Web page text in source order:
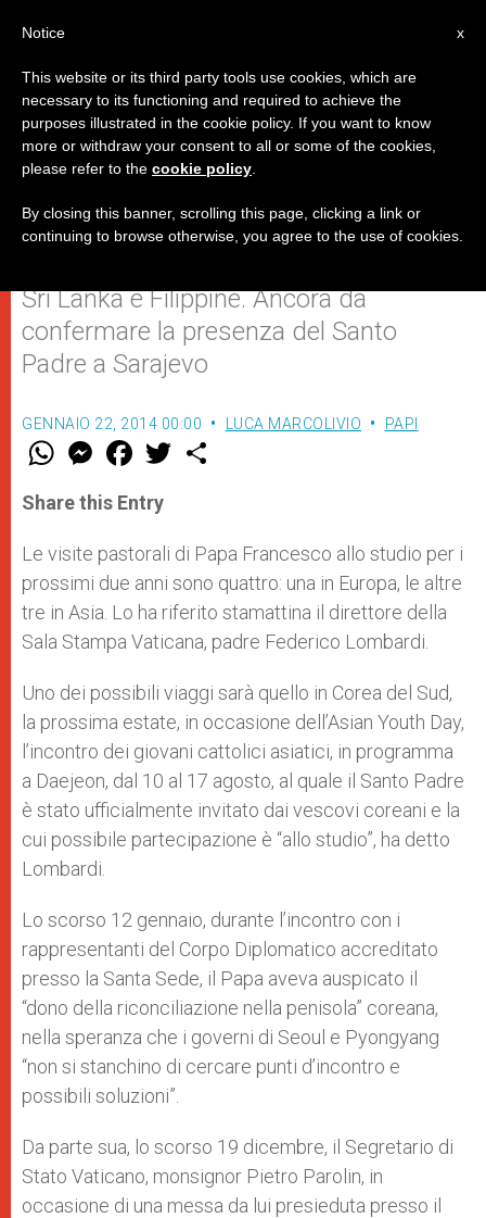
Possibile viaggio del Papa in
Corea
Sri Lanka e Filippine. Ancora da
confermare la presenza del Santo
Padre a Sarajevo
GENNAIO 22, 2014 00:00 LUCA MARCOLIVIO PAPI
W
t
s
p
p
M
e
s
e
g
e
r
F
a
e
b
o
k
w
r
Share this Entry
Le visite pastorali di Papa Francesco allo studio per i
prossimi due anni sono quattro: una in Europa, le altre
tre in Asia. Lo ha riferito stamattina il direttore della
Sala Stampa Vaticana, padre Federico Lombardi.
Uno dei possibili viaggi sarà quello in Corea del Sud,
la prossima estate, in occasione dell’Asian Youth Day,
l’incontro dei giovani cattolici asiatici, in programma
a Daejeon, dal 10 al 17 agosto, al quale il Santo Padre
è stato ufficialmente invitato dai vescovi coreani e la
cui possibile partecipazione è “allo studio”, ha detto
Lombardi.
Lo scorso 12 gennaio, durante l’incontro con i
rappresentanti del Corpo Diplomatico accreditato
presso la Santa Sede, il Papa aveva auspicato il
“dono della riconciliazione nella penisola” coreana,
nella speranza che i governi di Seoul e Pyongyang
“non si stanchino di cercare punti d’incontro e
possibili soluzioni”.
Da parte sua, lo scorso 19 dicembre, il Segretario di
Stato Vaticano, monsignor Pietro Parolin, in
occasione di una messa da lui presieduta presso il
x
Notice
This website or its third party tools use cookies, which are
necessary to its functioning and required to achieve the
purposes illustrated in the cookie policy. If you want to know
more or withdraw your consent to all or some of the cookies,
please refer to the cookie policy
By closing this banner, scrolling this page, clicking a link or
continuing to browse otherwise, you agree to the use of cookies.